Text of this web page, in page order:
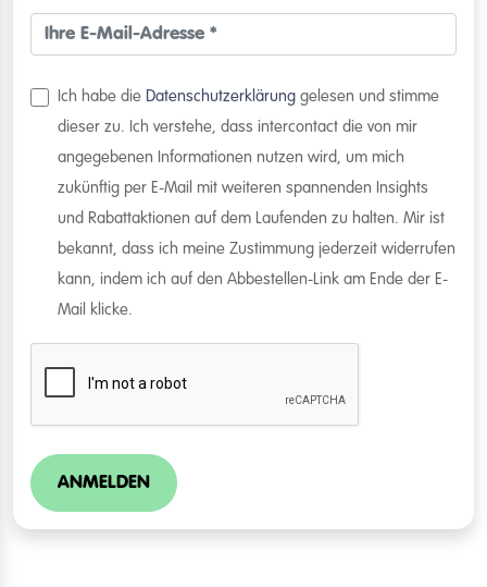
Ich habe die Datenschutzerklärung gelesen und stimme
dieser zu. Ich verstehe, dass intercontact die von mir
angegebenen Informationen nutzen wird, um mich
zukünftig per E-Mail mit weiteren spannenden Insights
und Rabattaktionen auf dem Laufenden zu halten. Mir ist
bekannt, dass ich meine Zustimmung jederzeit widerrufen
kann, indem ich auf den Abbestellen-Link am Ende der E-
Mail klicke.
ANMELDEN